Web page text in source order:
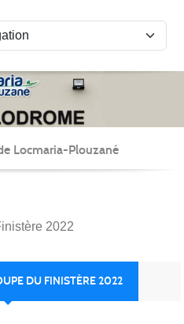
Locmaria-Plouzané
2022
DU FINISTÈRE 2022